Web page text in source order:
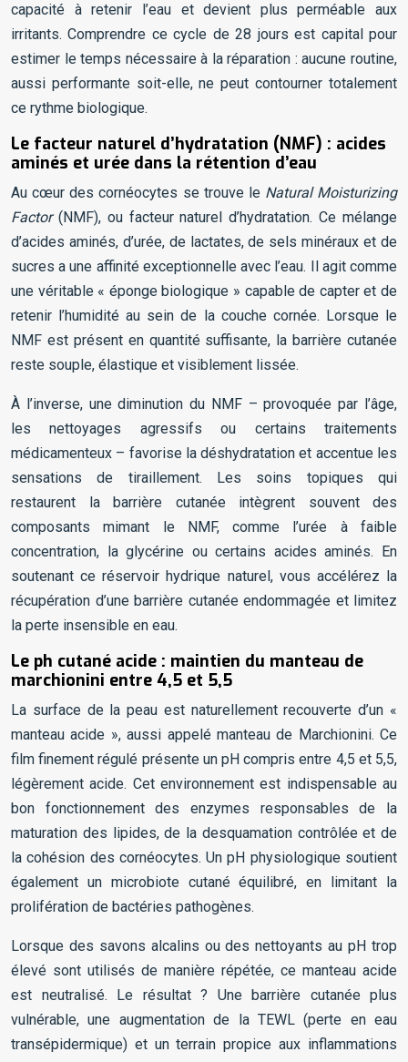
capacité à retenir l’eau et devient plus perméable aux
irritants. Comprendre ce cycle de 28 jours est capital pour
estimer le temps nécessaire à la réparation : aucune routine,
aussi performante soit-elle, ne peut contourner totalement
ce rythme biologique.
Le facteur naturel d’hydratation (NMF) : acides
aminés et urée dans la rétention d’eau
Au cœur des cornéocytes se trouve le Natural Moisturizing
Factor(NMF), ou facteur naturel d’hydratation. Ce mélange
d’acides aminés, d’urée, de lactates, de sels minéraux et de
sucres a une affinité exceptionnelle avec l’eau. Il agit comme
une véritable « éponge biologique » capable de capter et de
retenir l’humidité au sein de la couche cornée. Lorsque le
NMF est présent en quantité suffisante, la barrière cutanée
reste souple, élastique et visiblement lissée.
À l’inverse, une diminution du NMF – provoquée par l’âge,
les nettoyages agressifs ou certains traitements
médicamenteux – favorise la déshydratation et accentue les
sensations de tiraillement. Les soins topiques qui
restaurent la barrière cutanée intègrent souvent des
composants mimant le NMF, comme l’urée à faible
concentration, la glycérine ou certains acides aminés. En
soutenant ce réservoir hydrique naturel, vous accélérez la
récupération d’une barrière cutanée endommagée et limitez
la perte insensible en eau.
Le ph cutané acide : maintien du manteau de
marchionini entre 4,5 et 5,5
La surface de la peau est naturellement recouverte d’un «
manteau acide », aussi appelé manteau de Marchionini. Ce
film finement régulé présente un pH compris entre 4,5 et 5,5,
légèrement acide. Cet environnement est indispensable au
bon fonctionnement des enzymes responsables de la
maturation des lipides, de la desquamation contrôlée et de
la cohésion des cornéocytes. Un pH physiologique soutient
également un microbiote cutané équilibré, en limitant la
prolifération de bactéries pathogènes.
Lorsque des savons alcalins ou des nettoyants au pH trop
élevé sont utilisés de manière répétée, ce manteau acide
est neutralisé. Le résultat ? Une barrière cutanée plus
vulnérable, une augmentation de la TEWL (perte en eau
transépidermique) et un terrain propice aux inflammations